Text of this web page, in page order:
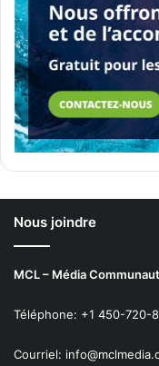
Nous joindre
MCL – Média
Téléphone: +1 450-720-
Courriel: